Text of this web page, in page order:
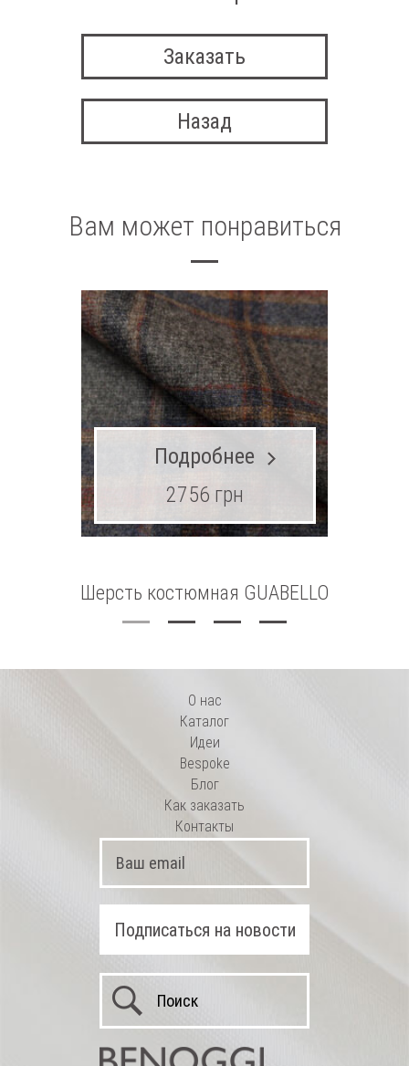
Заказать
Назад
Вам может понравиться
Шерсть костюмная GUABELLO
Подробнее
2756 грн
О нас
Каталог
Идеи
Bespoke
Блог
Как заказать
Контакты